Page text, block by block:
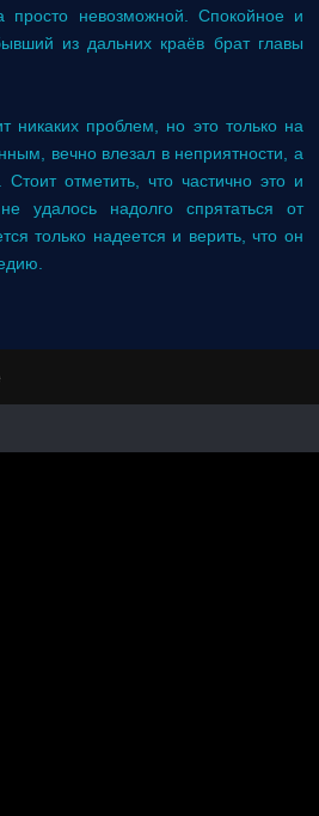
невозможной. Спокойное и
из дальних краёв брат главы
никаких проблем, но это только на
вечно влезал в неприятности, а
отметить, что частично это и
удалось надолго спрятаться от
только надеется и верить, что он